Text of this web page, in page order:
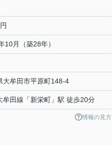
10月（築28年）
大牟田市平原町148-4
牟田線 「新栄町 」駅 徒歩20分
情報の見方